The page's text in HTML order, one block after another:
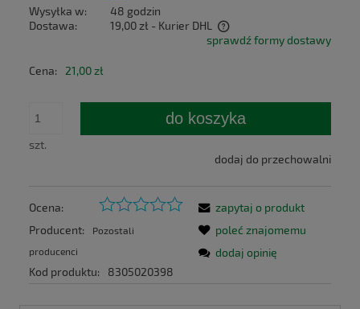
Wysyłka w:
48 godzin
Dostawa:
19,00 zł - Kurier DHL
Cena nie zawiera ewentualnych kosztów płatności
sprawdź formy dostawy
Cena: 21,00 zł
szt.
do koszyka
dodaj do przechowalni
Ocena:
Producent:
Pozostali
producenci
Kod produktu: 8305020398
zapytaj o produkt
poleć znajomemu
dodaj opinię